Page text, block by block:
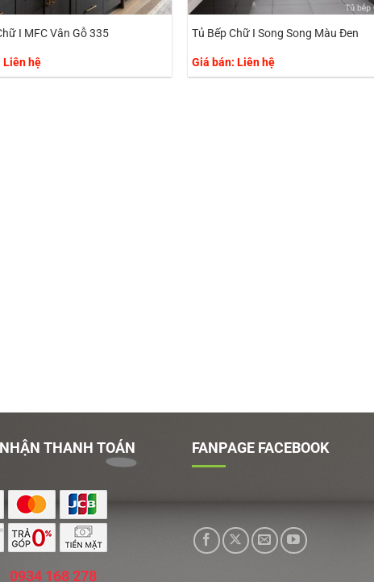
I MFC Vân Gỗ 335
Liên hệ
Tủ Bếp Chữ I Song Song Màu Đen
Giá bán: Liên hệ
THANH TOÁN
0934 168 278
FANPAGE FACEBOOK